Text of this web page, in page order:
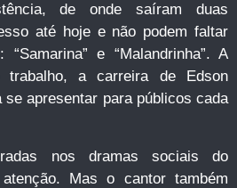
de onde saíram duas
até hoje e não podem faltar
e “Malandrinha”. A
trabalho, a carreira de Edson
se apresentar para públicos cada
nos dramas sociais do
Mas o cantor também